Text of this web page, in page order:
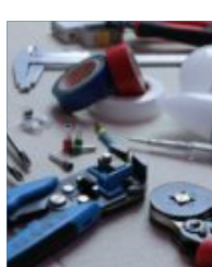
langsomt får alkoholen
mere magt over
hverdagen. Når drikkeriet
begynder at styre tanker,
relationer og helbred,
kan